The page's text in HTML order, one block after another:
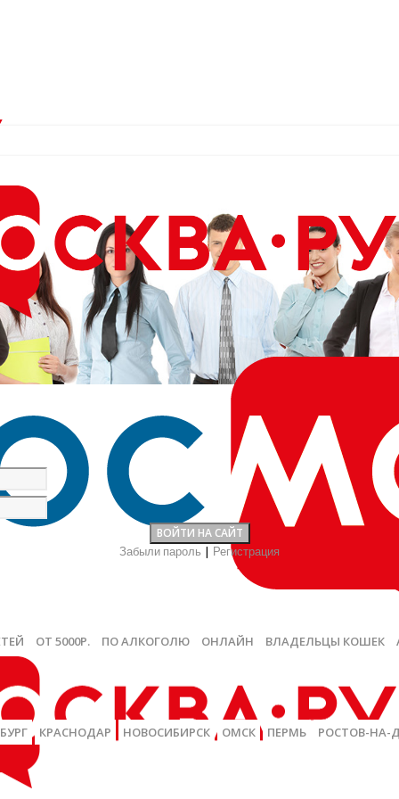
Забыли пароль Регистрация
ОТ 5000Р. ПО АЛКОГОЛЮ ОНЛАЙН ВЛАДЕЛЬЦЫ КОШЕК
КРАСНОДАР НОВОСИБИРСК ОМСК ПЕРМЬ РОСТОВ-НА-